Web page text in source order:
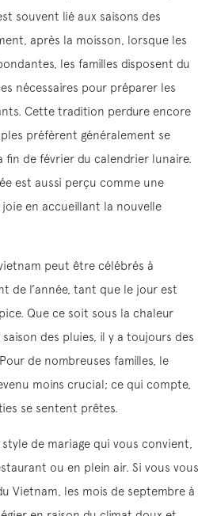
souvent lié aux saisons des
après la moisson, lorsque les
les familles disposent du
nécessaires pour préparer les
Cette tradition perdure encore
préfèrent généralement se
de février du calendrier lunaire.
est aussi perçu comme une
en accueillant la nouvelle
peut être célébrés à
de l’année, tant que le jour est
Que ce soit sous la chaleur
des pluies, il y a toujours des
de nombreuses familles, le
moins crucial; ce qui compte,
se sentent prêtes.
de mariage qui vous convient,
ou en plein air. Si vous vous
Vietnam, les mois de septembre à